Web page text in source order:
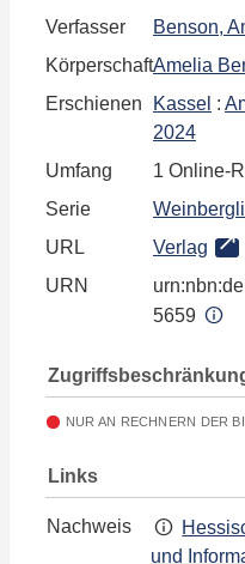
Verfasser
Benson,
KörperschaftAmelia
Erschienen
Kassel :
2024
Umfang
1 Online-
Serie
URL
Verlag
URN
5659
NUR AN RECHNERN DER
Links
Nachweis
und